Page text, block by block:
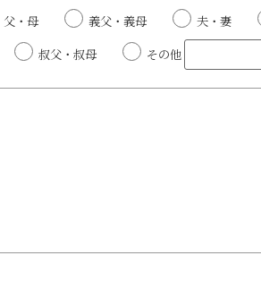
父・母 義父・義母 夫・妻
叔父・叔母 その他